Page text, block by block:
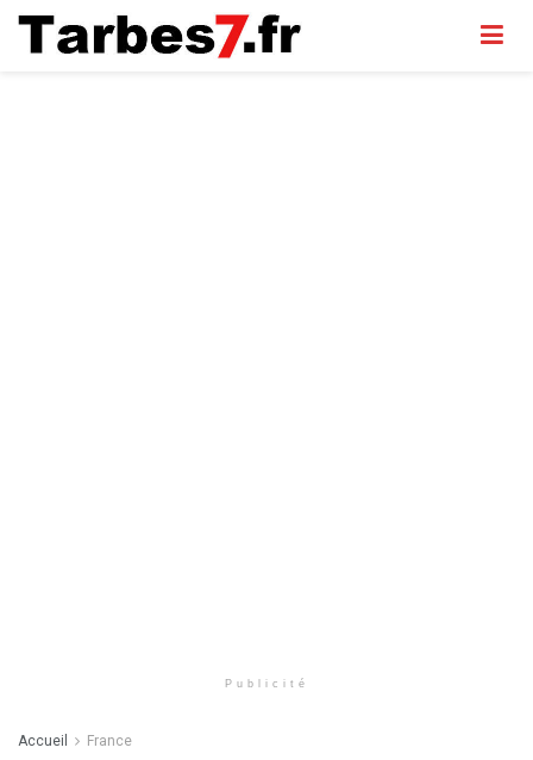
Publicité
Accueil France